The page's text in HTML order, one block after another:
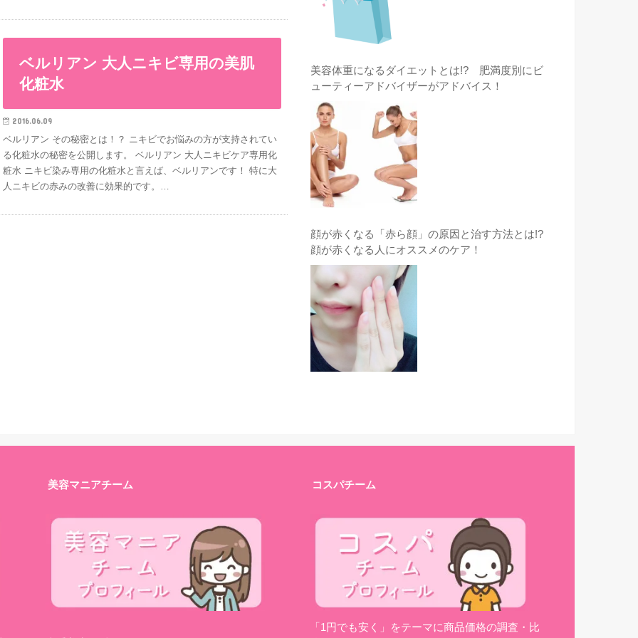
ベルリアン 大人ニキビ専用の美肌
化粧水
2016.06.09
ベルリアン その秘密とは！？ ニキビでお悩みの方が支持されてい
る化粧水の秘密を公開します。 ベルリアン 大人ニキビケア専用化
粧水 ニキビ染み専用の化粧水と言えば、ベルリアンです！ 特に大
人ニキビの赤みの改善に効果的です。…
美容体重になるダイエットとは!? 肥満度別にビ
ューティーアドバイザーがアドバイス！
顔が赤くなる「赤ら顔」の原因と治す方法とは!?
顔が赤くなる人にオススメのケア！
美容マニアチーム コスパチーム
「1円でも安く」をテーマに商品価格の調査・比